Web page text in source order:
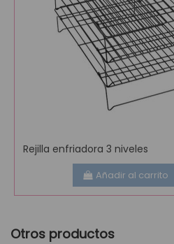
Rejilla enfriadora 3 niveles
Añadir al carrito
Otros productos